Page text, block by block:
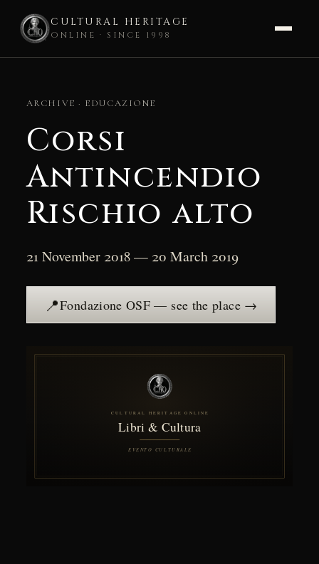
CULTURAL HERITAGE
ONLINE · SINCE 1998
contentARCHIVE · EDUCAZIONE
Corsi
Antincendio
Rischio alto
21 November 2018 — 20 March 2019
📍Fondazione OSF — see the place →